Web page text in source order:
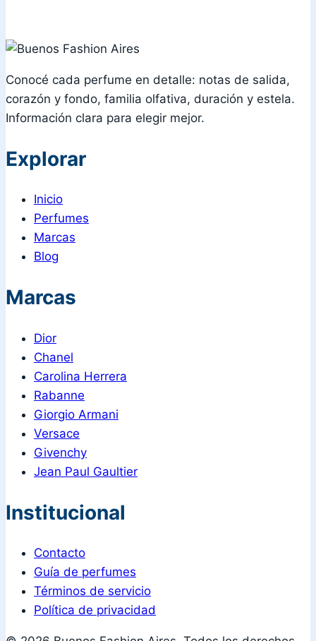
Conocé cada perfume en detalle: notas de salida,
corazón y fondo, familia olfativa, duración y estela.
Información clara para elegir mejor.
Explorar
Inicio
Perfumes
Marcas
Blog
Marcas
Dior
Chanel
Carolina Herrera
Rabanne
Giorgio Armani
Versace
Givenchy
Jean Paul Gaultier
Institucional
Contacto
Guía de perfumes
Términos de servicio
Política de privacidad